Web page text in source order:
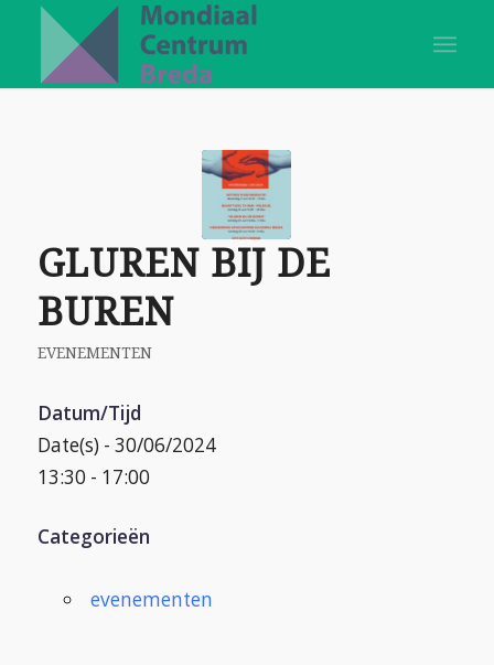
GLUREN BIJ DE
BUREN
EVENEMENTEN
Datum/Tijd
Date(s) - 30/06/2024
13:30 - 17:00
Categorieën
evenementen